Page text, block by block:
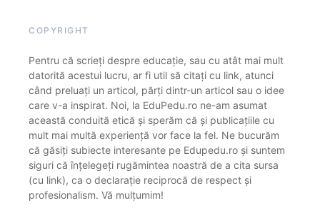
COPYRIGHT
Pentru că scrieți despre educație, sau cu atât mai mult
datorită acestui lucru, ar fi util să citați cu link, atunci
când preluați un articol, părți dintr-un articol sau o idee
care v-a inspirat. Noi, la EduPedu.ro ne-am asumat
această conduită etică și sperăm că și publicațiile cu
mult mai multă experiență vor face la fel. Ne bucurăm
că găsiți subiecte interesante pe Edupedu.ro și suntem
siguri că înțelegeți rugămintea noastră de a cita sursa
(cu link), ca o declarație reciprocă de respect și
profesionalism. Vă mulțumim!